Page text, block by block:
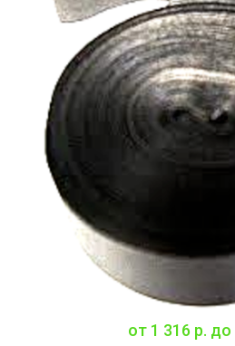
от 1 316 р. до